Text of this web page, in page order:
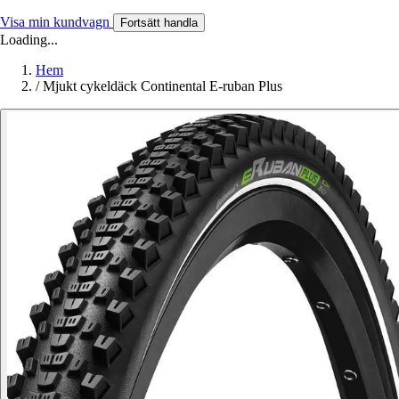
Visa min kundvagn Fortsätt handla
Loading...
Hem
/ Mjukt cykeldäck Continental E-ruban Plus